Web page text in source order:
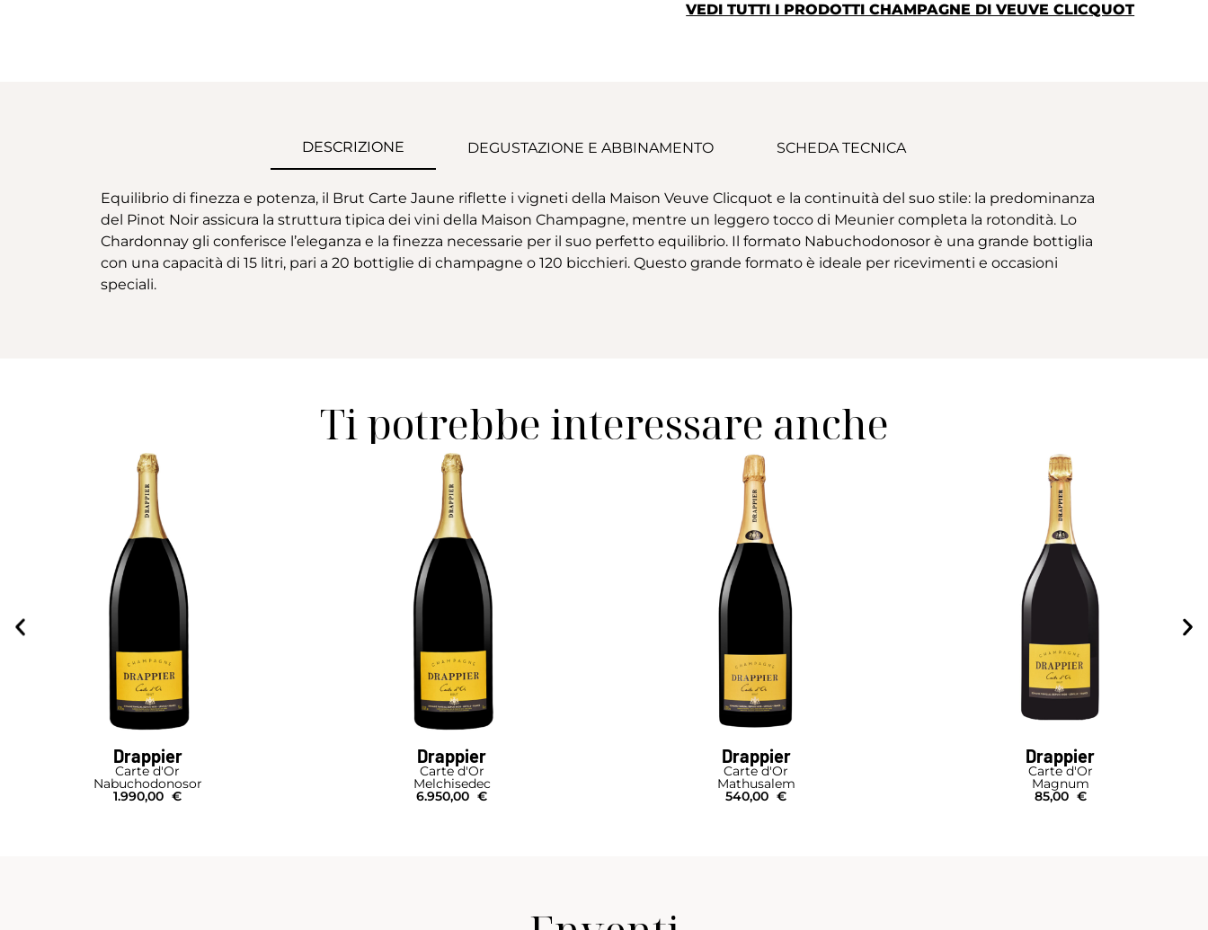
VEDI TUTTI I PRODOTTI CHAMPAGNE DI VEUVE CLICQUOT
DESCRIZIONE DEGUSTAZIONE E ABBINAMENTO SCHEDA TECNICA
Equilibrio di finezza e potenza, il Brut Carte Jaune riflette i vigneti della Maison Veuve Clicquot e la continuità del suo stile: la predominanza
del Pinot Noir assicura la struttura tipica dei vini della Maison Champagne, mentre un leggero tocco di Meunier completa la rotondità. Lo
Chardonnay gli conferisce l’eleganza e la finezza necessarie per il suo perfetto equilibrio. Il formato Nabuchodonosor è una grande bottiglia
con una capacità di 15 litri, pari a 20 bottiglie di champagne o 120 bicchieri. Questo grande formato è ideale per ricevimenti e occasioni
speciali.
Ti potrebbe interessare anche
Drappier
Carte d'Or
Nabuchodonosor
1.990,00 €
Drappier
Carte d'Or
Melchisedec
6.950,00 €
Drappier
Carte d'Or
Mathusalem
540,00 €
Drappier
Carte d'Or
Magnum
85,00 €